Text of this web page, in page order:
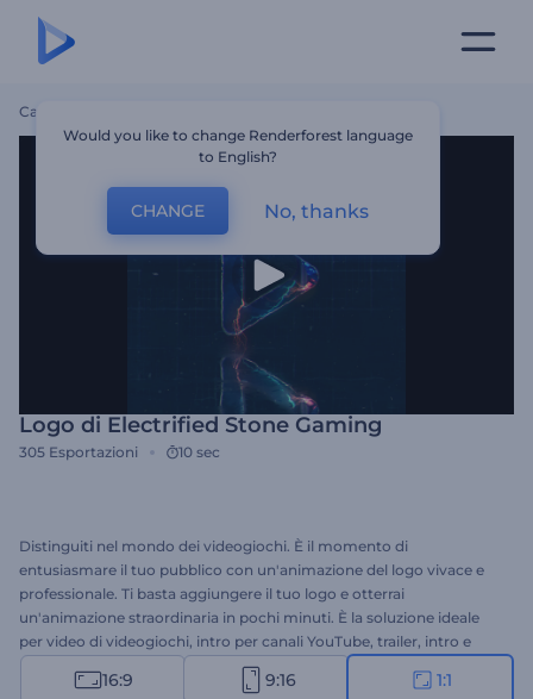
Casa
Logo di Electrified Stone Gaming
305 Esportazioni 10 sec
Distinguiti nel mondo dei videogiochi. È il momento di
entusiasmare il tuo pubblico con un'animazione del logo vivace e
professionale. Ti basta aggiungere il tuo logo e otterrai
un'animazione straordinaria in pochi minuti. È la soluzione ideale
per video di videogiochi, intro per canali YouTube, trailer, intro e
outro di vario genere e molto altro. Questa è la tua occasione. Non
esitare a provarla subito!
16:9 9:16 1:1
Would you like to change Renderforest language
to English?
CHANGE No, thanks